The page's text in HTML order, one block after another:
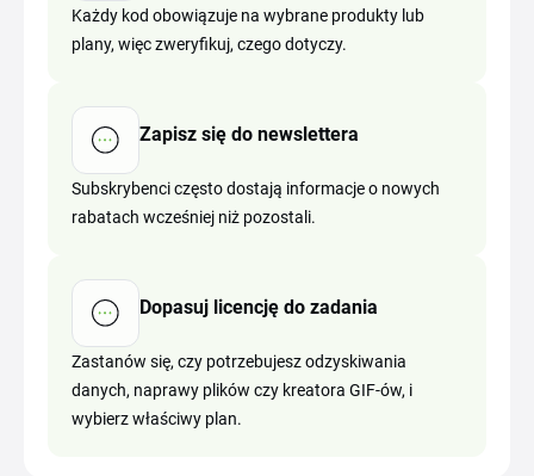
Każdy kod obowiązuje na wybrane produkty lub
plany, więc zweryfikuj, czego dotyczy.
Zapisz się do newslettera
Subskrybenci często dostają informacje o nowych
rabatach wcześniej niż pozostali.
Dopasuj licencję do zadania
Zastanów się, czy potrzebujesz odzyskiwania
danych, naprawy plików czy kreatora GIF-ów, i
wybierz właściwy plan.